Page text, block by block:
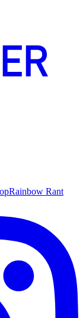
Rainbow Rant